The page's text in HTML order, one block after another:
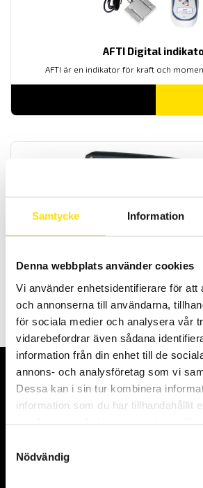
Samtycke Information
Denna webbplats använder cookies
Vi använder enhetsidentifierare för att
och annonserna till användarna,
för sociala medier och analysera vår
vidarebefordrar även sådana
information från din enhet till de
annons- och analysföretag som vi
Dessa kan i sin tur kombinera
information som du har tillhandahållit
Nödvändig
AFTI Digital
AFTI är en indikator för kraft och
Digitalt visarinstrument N320 för
Aktuellt